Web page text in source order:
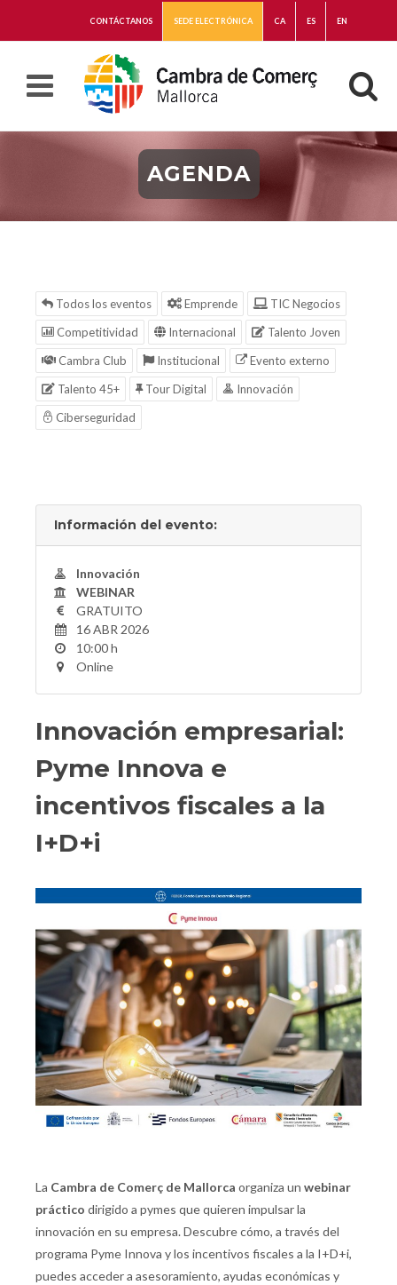
CONTÁCTANOS SEDE ELECTRÓNICA CA ES EN
AGENDA
Todos los eventos Emprende
TIC Negocios
Competitividad
Internacional
Talento Joven
Cambra Club
Institucional
Evento externo
Talento 45+
Tour Digital
Innovación
Ciberseguridad
Información del evento:
Innovación
WEBINAR
GRATUITO
16 ABR 2026
10:00 h
Online
Innovación empresarial:
Pyme Innova e
incentivos fiscales a la
I+D+i
La Cambra de Comerç de Mallorca organiza un webinar
práctico dirigido a pymes que quieren impulsar la
innovación en su empresa. Descubre cómo, a través del
programa Pyme Innova y los incentivos fiscales a la I+D+i,
puedes acceder a asesoramiento, ayudas económicas y